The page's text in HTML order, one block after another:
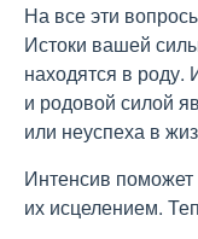
На все эти
Истоки вашей
находятся в
и родовой силой
или неуспеха в
Интенсив
их исцелением.